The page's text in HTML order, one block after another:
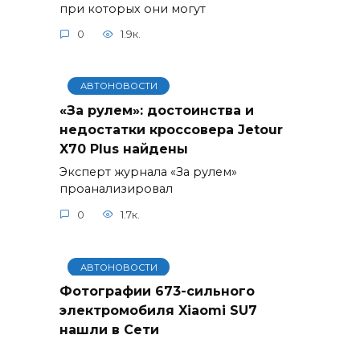
при которых они могут
0 1.9к.
АВТОНОВОСТИ
«За рулем»: достоинства и
недостатки кроссовера Jetour
X70 Plus найдены
Эксперт журнала «За рулем»
проанализировал
0 1.7к.
АВТОНОВОСТИ
Фотографии 673-сильного
электромобиля Xiaomi SU7
нашли в Сети